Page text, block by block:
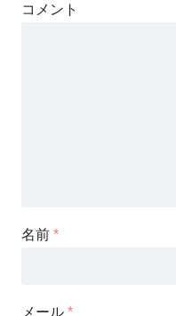
コメント
名前 *
メール *